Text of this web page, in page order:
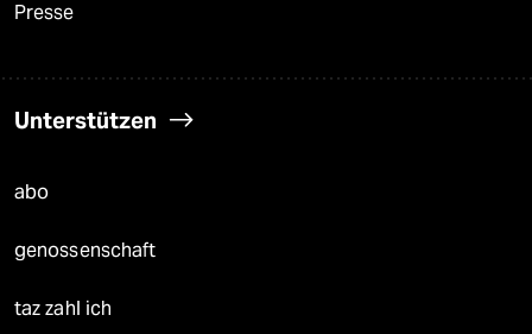
Presse
Unterstützen
abo
genossenschaft
taz zahl ich